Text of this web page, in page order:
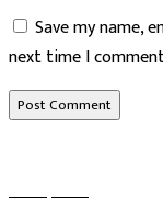
Save my name,
next time I